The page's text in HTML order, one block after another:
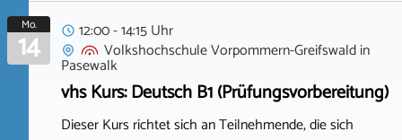
Mo.
14
12:00 - 14:15 Uhr
Volkshochschule Vorpommern-Greifswaldin
Pasewalk
vhs Kurs: Deutsch B1 (Prüfungsvorbereitung)
Dieser Kurs richtet sich an Teilnehmende, die sich